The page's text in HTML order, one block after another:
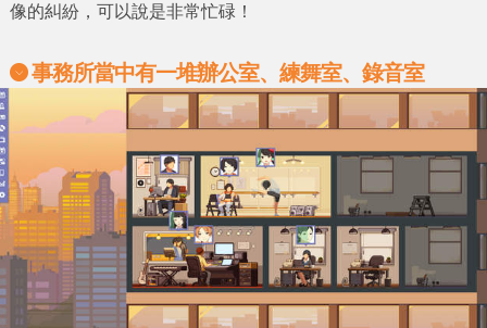
像的糾紛，可以說是非常忙碌！
事務所當中有一堆辦公室、練舞室、錄音室